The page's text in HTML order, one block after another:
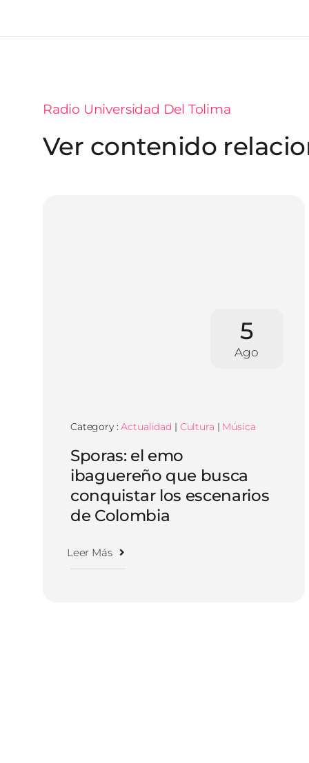
Radio Universidad Del Tolima
Ver contenido
5
Ago
Category :Actualidad | Cultura | Música
Sporas: el emo
ibaguereño que busca
conquistar los escenarios
de Colombia
Leer Más